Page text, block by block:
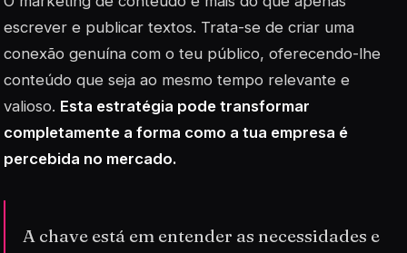
escrever e publicar textos. Trata-se de criar uma
conexão genuína com o teu público, oferecendo-lhe
conteúdo que seja ao mesmo tempo relevante e
valioso. Esta estratégia pode transformar
completamente a forma como a tua empresa é
percebida no mercado.
A chave está em entender as necessidades e